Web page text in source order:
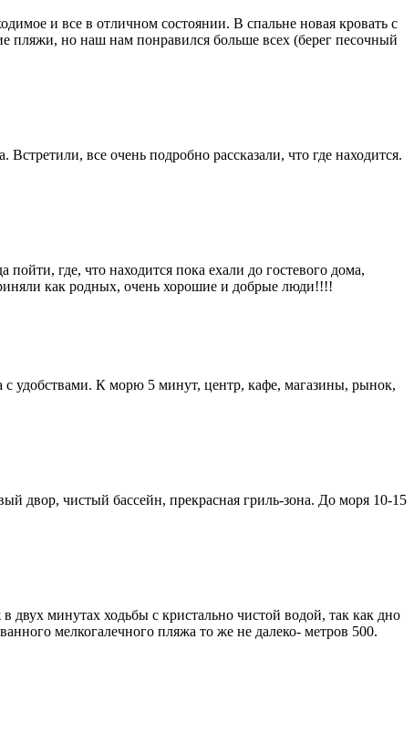
и все в отличном состоянии. В спальне новая кровать с
пляжи, но наш нам понравился больше всех (берег песочный
все очень подробно рассказали, что где находится.
где, что находится пока ехали до гостевого дома,
как родных, очень хорошие и добрые люди!!!!
удобствами. К морю 5 минут, центр, кафе, магазины, рынок,
двор, чистый бассейн, прекрасная гриль-зона. До моря 10-15
двух минутах ходьбы с кристально чистой водой, так как дно
мелкогалечного пляжа то же не далеко- метров 500.